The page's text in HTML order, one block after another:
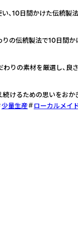
、10日間かけた伝統
の伝統製法で10日間
わりの素材を厳選し、
けるための思いをお
少量生産
ローカルメイ